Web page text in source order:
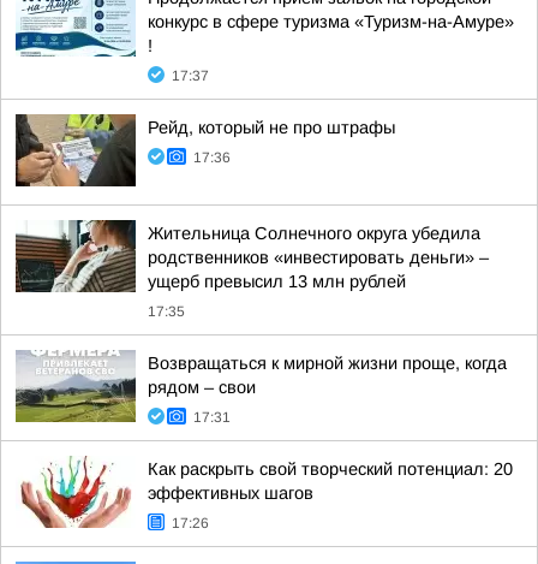
конкурс в сфере туризма «Туризм-на-Амуре»
!
17:37
Рейд, который не про штрафы
17:36
Жительница Солнечного округа убедила
родственников «инвестировать деньги» –
ущерб превысил 13 млн рублей
17:35
Возвращаться к мирной жизни проще, когда
рядом – свои
17:31
Как раскрыть свой творческий потенциал: 20
эффективных шагов
17:26